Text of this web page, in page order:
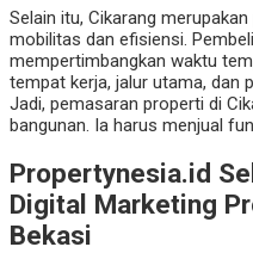
Selain itu, Cikarang
mobilitas dan efisiensi.
mempertimbangkan waktu
tempat kerja, jalur utama, dan
Jadi, pemasaran properti di
bangunan. Ia harus menjual
Propertynesia.id
Digital Marketing
Bekasi